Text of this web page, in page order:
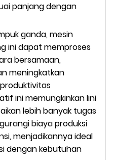
panjang dengan
ganda, mesin
ini dapat memproses
bersamaan,
meningkatkan
ini memungkinkan lini
lebih banyak tugas
biaya produksi
menjadikannya ideal
dengan kebutuhan